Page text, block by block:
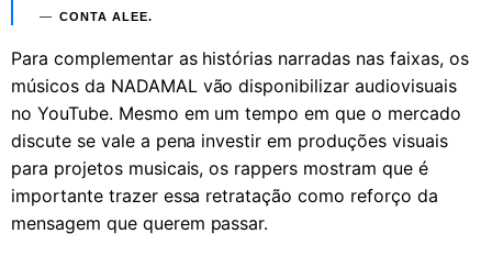
CONTA ALEE.
Para complementar as histórias narradas nas faixas, os
músicos da NADAMAL vão disponibilizar audiovisuais
no YouTube. Mesmo em um tempo em que o mercado
discute se vale a pena investir em produções visuais
para projetos musicais, os rappers mostram que é
importante trazer essa retratação como reforço da
mensagem que querem passar.